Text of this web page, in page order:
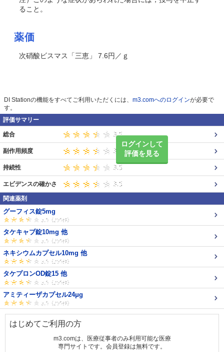
ること。
薬価
次硝酸ビスマス「三恵」 7.6円／ｇ
DI Stationの機能をすべてご利用いただくには、 m3.comへのログインが必要で
す。
評価サマリー
ログインして
評価を見る
総合
副作用頻度
持続性
エビデンスの確かさ
関連薬剤
グーフィス錠5mg
タケキャブ錠10mg 他
ネキシウムカプセル10mg 他
タケプロンOD錠15 他
アミティーザカプセル24μg
はじめてご利用の方
m3.comは、医療従事者のみ利用可能な医療
専門サイトです。会員登録は無料です。